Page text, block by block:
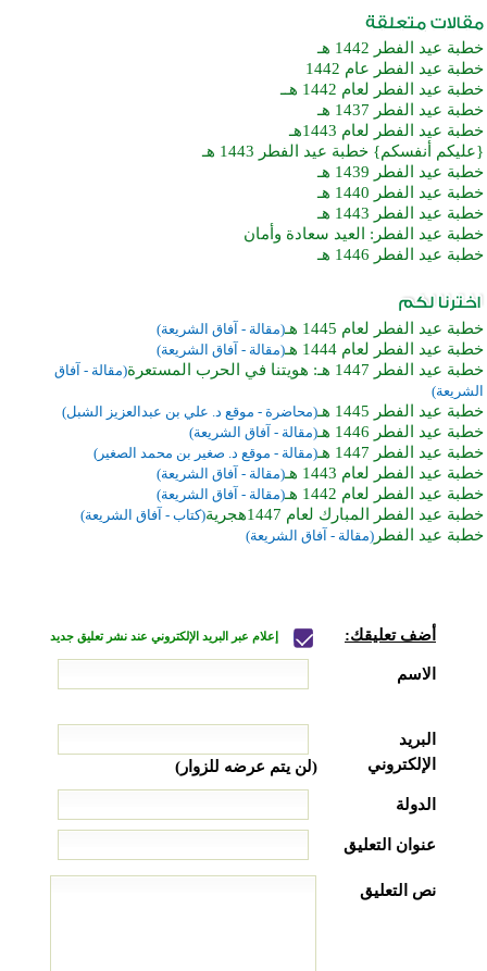
خطبة عيد الفطر 1442 هـ
خطبة عيد الفطر عام 1442
خطبة عيد الفطر لعام 1442 هــ
خطبة عيد الفطر 1437 هـ
خطبة عيد الفطر لعام 1443هـ
{عليكم أنفسكم} خطبة عيد الفطر 1443 هـ
خطبة عيد الفطر 1439 هـ
خطبة عيد الفطر 1440 هـ
خطبة عيد الفطر 1443 هـ
خطبة عيد الفطر: العيد سعادة وأمان
خطبة عيد الفطر 1446 هـ
خطبة عيد الفطر لعام 1445 هـ (مقالة - آفاق الشريعة)
خطبة عيد الفطر لعام 1444 هـ (مقالة - آفاق الشريعة)
خطبة عيد الفطر 1447 هـ: هويتنا في الحرب المستعرة
(مقالة - آفاق
الشريعة)
خطبة عيد الفطر 1445 هـ (محاضرة - موقع د. علي بن عبدالعزيز الشبل)
خطبة عيد الفطر 1446 هـ (مقالة - آفاق الشريعة)
خطبة عيد الفطر 1447 هـ (مقالة - موقع د. صغير بن محمد الصغير)
خطبة عيد الفطر لعام 1443 هـ (مقالة - آفاق الشريعة)
خطبة عيد الفطر لعام 1442 هـ (مقالة - آفاق الشريعة)
خطبة عيد الفطر المبارك لعام 1447هجرية (كتاب - آفاق الشريعة)
خطبة عيد الفطر (مقالة - آفاق الشريعة)
أضف تعليقك: إعلام عبر البريد الإلكتروني عند نشر تعليق جديد
الاسم
البريد
الإلكتروني
(لن يتم عرضه للزوار)
الدولة
عنوان التعليق
نص التعليق